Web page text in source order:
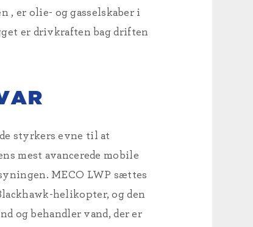
, er olie- og gasselskaber i
er drivkraften bag driften
styrkers evne til at
mest avancerede mobile
MECO LWP sættes
helikopter, og den
og behandler vand, der er